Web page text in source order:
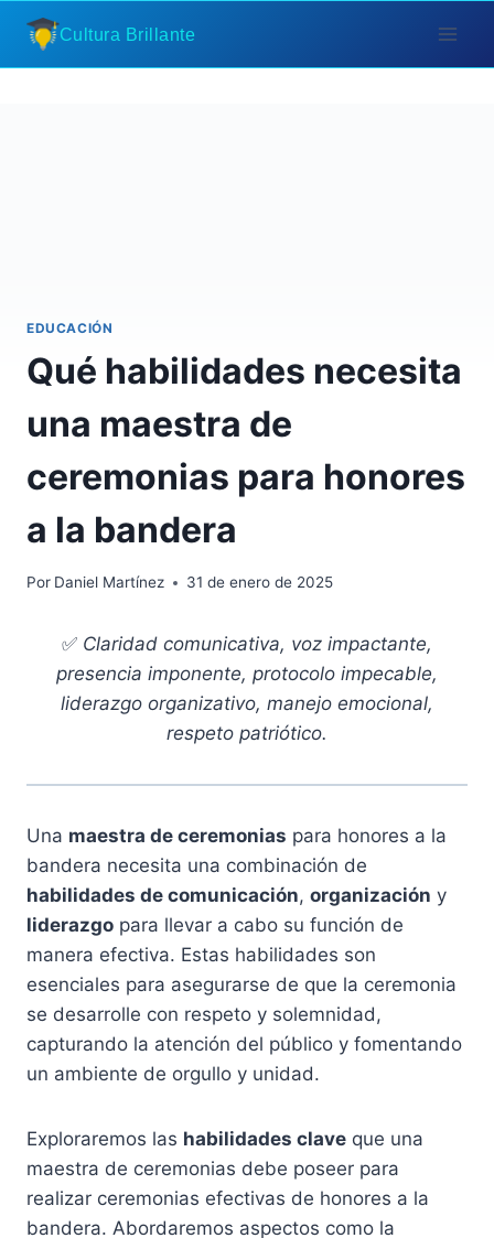
Saltar
contenido
Cultura Brillante
EDUCACIÓN
Qué habilidades necesita
una maestra de
ceremonias para honores
a la bandera
Por Daniel Martínez 31 de enero de 2025
✅ Claridad comunicativa, voz impactante,
presencia imponente, protocolo impecable,
liderazgo organizativo, manejo emocional,
respeto patriótico.
Una maestra de ceremonias para honores a la
bandera necesita una combinación de
habilidades de comunicación, organización y
liderazgo para llevar a cabo su función de
manera efectiva. Estas habilidades son
esenciales para asegurarse de que la ceremonia
se desarrolle con respeto y solemnidad,
capturando la atención del público y fomentando
un ambiente de orgullo y unidad.
Exploraremos las habilidades clave que una
maestra de ceremonias debe poseer para
realizar ceremonias efectivas de honores a la
bandera. Abordaremos aspectos como la